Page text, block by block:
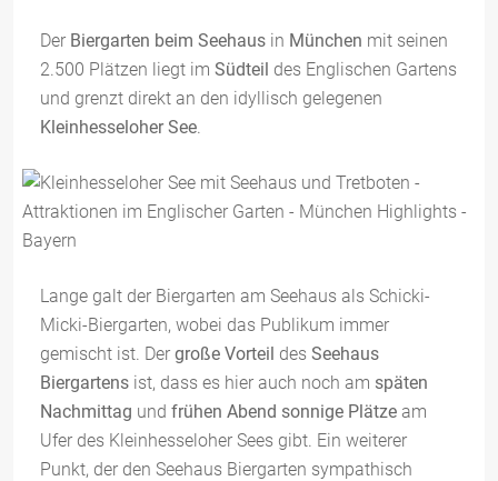
Der Biergarten beim Seehaus in München mit seinen
2.500 Plätzen liegt im Südteil des Englischen Gartens
und grenzt direkt an den idyllisch gelegenen
Kleinhesseloher See.
Lange galt der Biergarten am Seehaus als Schicki-
Micki-Biergarten, wobei das Publikum immer
gemischt ist. Der große Vorteil des Seehaus
Biergartens ist, dass es hier auch noch am späten
Nachmittag und frühen Abend sonnige Plätze am
Ufer des Kleinhesseloher Sees gibt. Ein weiterer
Punkt, der den Seehaus Biergarten sympathisch